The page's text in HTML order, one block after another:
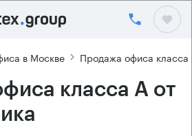
в Москве Продажа офиса класса
класса А от